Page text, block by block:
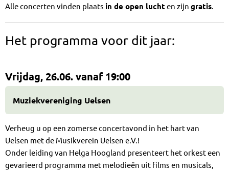
Alle concerten vinden plaats in de open lucht en zijn gratis
Het programma voor dit jaar:
Vrijdag, 26.06. vanaf 19:00
Muziekvereniging Uelsen
Verheug u op een zomerse concertavond in het hart van
Uelsen met de Musikverein Uelsen e.V.!
Onder leiding van Helga Hoogland presenteert het orkest een
gevarieerd programma met melodieën uit films en musicals,